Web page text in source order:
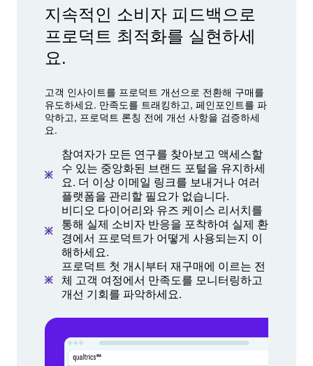
지속적인 소비자 피드백으로
프로덕트 최적화를 실현하세
요.
고객 인사이트를 프로덕트 개선으로 전환해 구매를
유도하세요. 만족도를 트래킹하고, 페인포인트를 파
악하고, 프로덕트 론칭 전에 개선 사항을 검증하세
요.
참여자가 모든 연구를 찾아보고 액세스할
수 있는 중앙화된 브랜드 포털을 유지하세
요. 더 이상 이메일 링크를 보내거나 여러
플랫폼을 관리할 필요가 없습니다.
비디오 다이어리와 유즈 케이스 리서치를
통해 실제 소비자 반응을 포착하여 실제 환
경에서 프로덕트가 어떻게 사용되는지 이
해하세요.
프로덕트 첫 개시부터 재구매에 이르는 전
체 고객 여정에서 만족도를 모니터링하고
개선 기회를 파악하세요.